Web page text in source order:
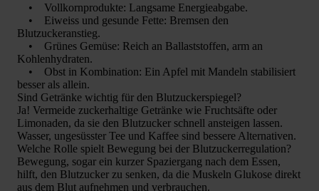
• Vollkornprodukte: Langsame Energieabgabe.
• Eiweiss und gesunde Fette: Bremsen den
Blutzuckeranstieg.
• Grünes Gemüse: Reich an Ballaststoffen, arm an
Kohlenhydraten.
• Obst in Kombination: Ein Apfel mit Mandeln stabilisiert
besser als allein.
Sind Getränke wichtig für den Blutzuckerspiegel?
Ja! Vermeide zuckerhaltige Getränke wie Fruchtsäfte oder
Limonaden, da sie den Blutzucker schnell ansteigen lassen.
Wasser, ungesüsster Tee und Kaffee sind bessere Alternativen.
Welche Rolle spielt Bewegung bei der Blutzuckerregulation?
Bewegung, sogar ein kurzer Spaziergang nach dem Essen,
hilft, den Blutzucker zu senken, da die Muskeln Glukose direkt
aus dem Blut aufnehmen und verbrauchen.